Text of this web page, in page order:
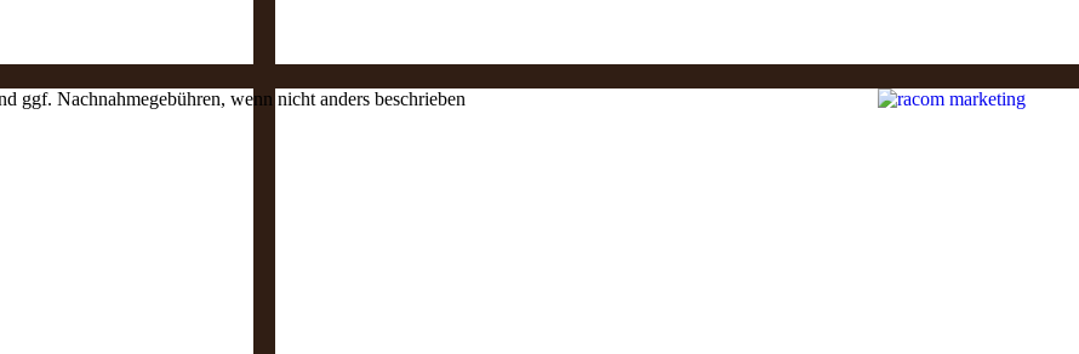
ggf. Nachnahmegebühren, wenn nicht anders beschrieben